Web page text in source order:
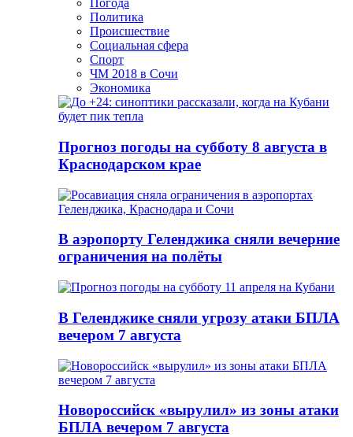
Погода
Политика
Происшествие
Социальная сфера
Спорт
ЧМ 2018 в Сочи
Экономика
Прогноз погоды на субботу 8 августа в
Краснодарском крае
В аэропорту Геленджика сняли вечерние
ограничения на полёты
В Геленджике сняли угрозу атаки БПЛА
вечером 7 августа
Новороссийск «вырулил» из зоны атаки
БПЛА вечером 7 августа